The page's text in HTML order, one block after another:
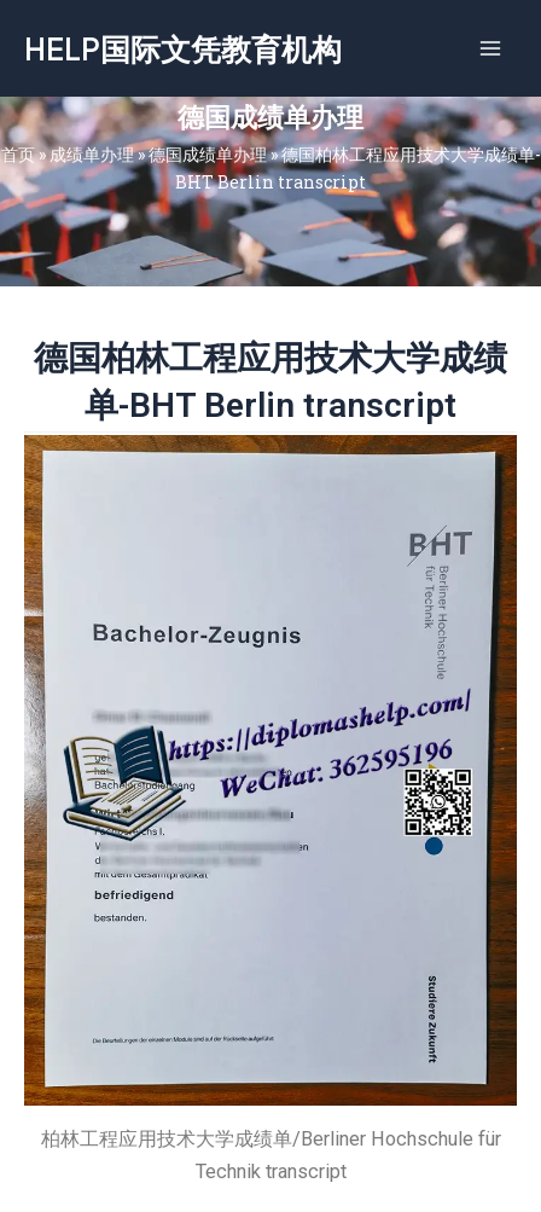
容
HELP国际文凭教育机构
德国成绩单办理
首页»成绩单办理»德国成绩单办理»德国柏林工程应用技术大学成绩单-
BHT Berlin transcript
德国柏林工程应用技术大学成绩
单-BHT Berlin transcript
柏林工程应用技术大学成绩单/Berliner Hochschule für
Technik transcript